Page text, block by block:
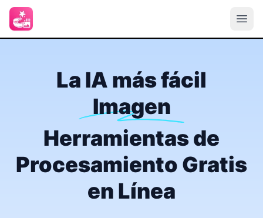
La IA más fácil
Imagen
Herramientas de
Procesamiento Gratis
en Línea